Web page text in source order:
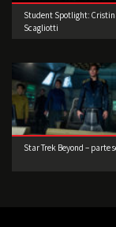
Student Spotlight:
Scagliotti
Star Trek Beyond – parte